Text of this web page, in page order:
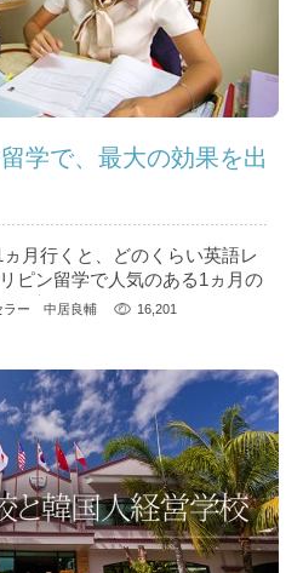
学で、最大の効果を出
月行くと、どのくらい英語レ
ピン留学で人気のある1ヵ月の
最大にするためのコツをご紹介
てみてください。 目次 1. 1ヵ月
の上達にどのく...
ラー 中居良輔 16,201